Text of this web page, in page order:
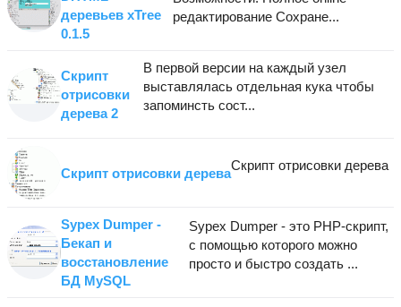
деревьев xTree
0.1.5
редактирование Сохране...
Скрипт
отрисовки
дерева 2
В первой версии на каждый узел
выставлялась отдельная кука чтобы
запоминсть сост...
Скрипт отрисовки дерева
Скрипт отрисовки дерева
Sypex Dumper -
Бекап и
восстановление
БД MySQL
Sypex Dumper - это PHP-скрипт,
с помощью которого можно
просто и быстро создать ...